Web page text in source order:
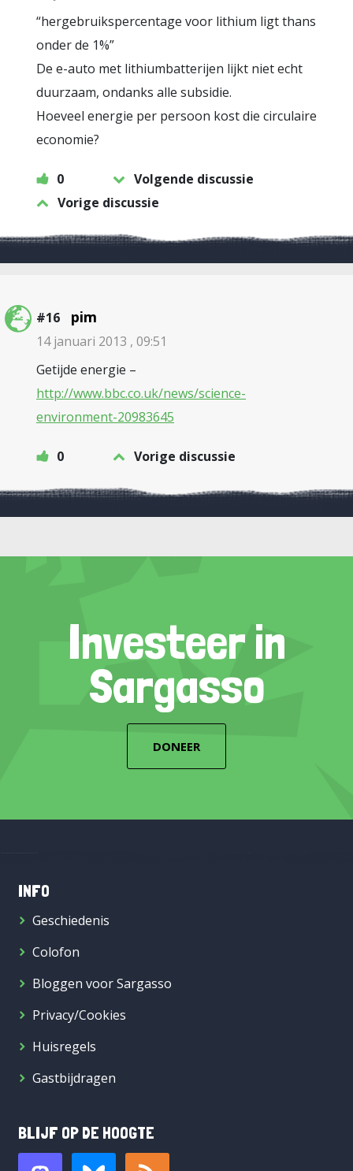
“hergebruikspercentage voor lithium ligt thans
onder de 1%”
De e-auto met lithiumbatterijen lijkt niet echt
duurzaam, ondanks alle subsidie.
Hoeveel energie per persoon kost die circulaire
economie?
0
Volgende discussie
Vorige discussie
#16 pim
14 januari 2013 , 09:51
Getijde energie –
http://www.bbc.co.uk/news/science-
environment-20983645
0 Vorige discussie
Investeer in
Sargasso
DONEER
INFO
Geschiedenis
Colofon
Bloggen voor Sargasso
Privacy/Cookies
Huisregels
Gastbijdragen
BLIJF OP DE HOOGTE